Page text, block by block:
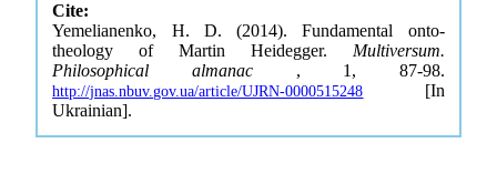
Cite:
Yemelianenko, H. D. (2014). Fundamental onto-
theology of Martin Heidegger. Multiversum.
Philosophical almanac , 1, 87-98.
http://jnas.nbuv.gov.ua/article/UJRN-0000515248 [In
Ukrainian].